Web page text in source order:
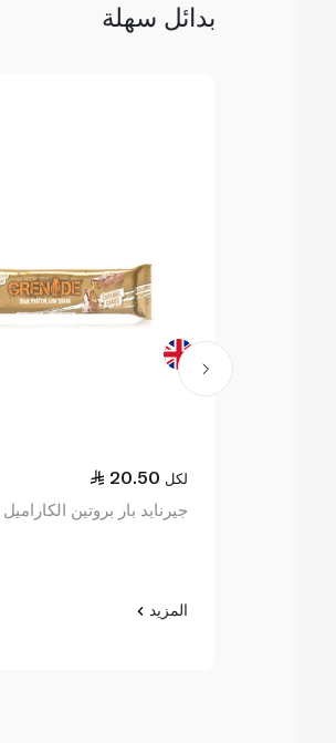
بدائل سهلة
20.50 لكل
جيرنايد بار بروتين الكاراميل 60 غرام
المزيد